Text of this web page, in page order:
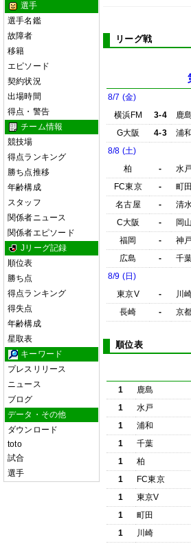
選手
選手名鑑
故障者
移籍
エピソード
契約状況
出場時間
得点・警告
チーム情報
競技場
得点ランキング
勝ち点推移
年齢構成
スタッフ
関係者ニュース
関係者エピソード
Jリーグ記録
順位表
勝ち点
得点ランキング
得失点
年齢構成
星取表
キーワード
プレスリリース
ニュース
ブログ
データ・その他
ダウンロード
toto
試合
選手
リーグ戦
8/7 (金)
横浜FM
3-4 鹿島
G大阪
4-3 浦和
8/8 (土)
柏
- 水
FC東京
- 町田
名古屋
- 清
C大阪
- 岡山
福岡
- 神
広島
- 千
8/9 (日)
東京V
- 川
長崎
- 京
順位表
1 鹿島
1
水戸
1
浦和
1
千葉
1
柏
1
FC東京
1
東京V
1
町田
1
川崎